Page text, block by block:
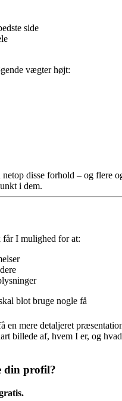
side
vægter højt:
disse forhold – og flere
i dem.
får I mulighed for at:
blot bruge nogle få
en mere detaljeret
billede af, hvem I er, og
din profil?